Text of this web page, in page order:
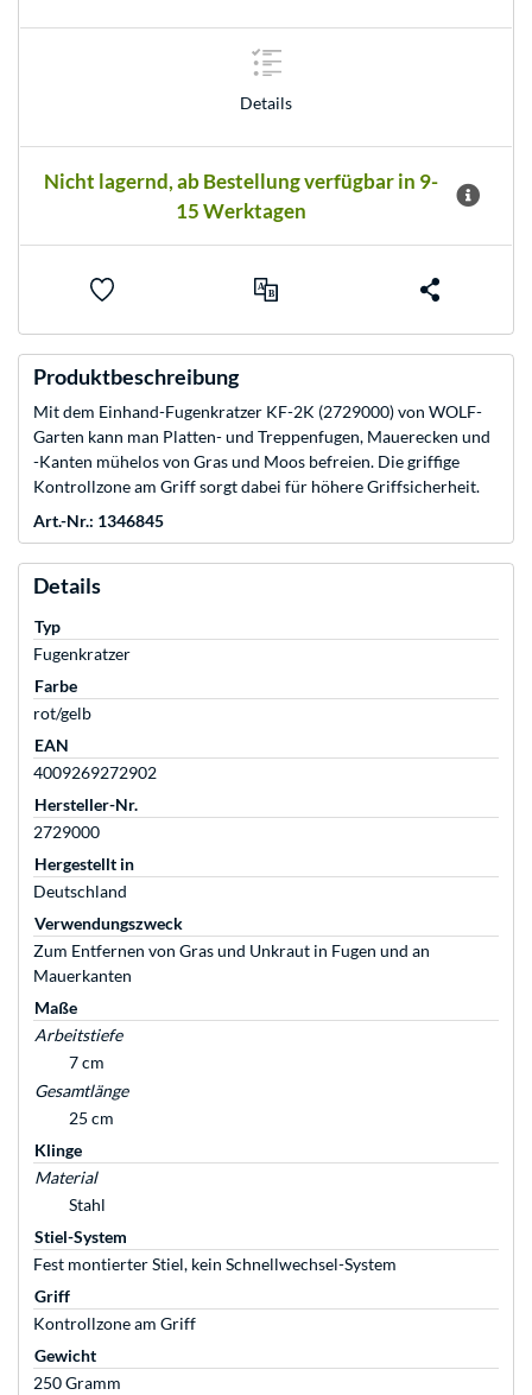
Details
Nicht lagernd, ab Bestellung verfügbar in 9-
15 Werktagen
Produktbeschreibung
Mit dem Einhand-Fugenkratzer KF-2K (2729000) von WOLF-
Garten kann man Platten- und Treppenfugen, Mauerecken und
-Kanten mühelos von Gras und Moos befreien. Die griffige
Kontrollzone am Griff sorgt dabei für höhere Griffsicherheit.
Art.-Nr.: 1346845
Details
Typ
Fugenkratzer
Farbe
rot/gelb
EAN
4009269272902
Hersteller-Nr.
2729000
Hergestellt in
Deutschland
Verwendungszweck
Zum Entfernen von Gras und Unkraut in Fugen und an
Mauerkanten
Maße
Arbeitstiefe
7 cm
Gesamtlänge
25 cm
Klinge
Material
Stahl
Stiel-System
Fest montierter Stiel, kein Schnellwechsel-System
Griff
Kontrollzone am Griff
Gewicht
250 Gramm